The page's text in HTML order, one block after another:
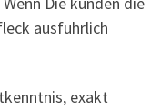
ausfuhrlich
exakt